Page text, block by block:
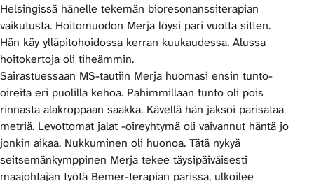
Helsingissä hänelle tekemän bioresonanssiterapian
vaikutusta. Hoitomuodon Merja löysi pari vuotta sitten.
Hän käy ylläpitohoidossa kerran kuukaudessa. Alussa
hoitokertoja oli tiheämmin.
Sairastuessaan MS-tautiin Merja huomasi ensin tunto-
oireita eri puolilla kehoa. Pahimmillaan tunto oli pois
rinnasta alakroppaan saakka. Kävellä hän jaksoi parisataa
metriä. Levottomat jalat -oireyhtymä oli vaivannut häntä jo
jonkin aikaa. Nukkuminen oli huonoa. Tätä nykyä
seitsemänkymppinen Merja tekee täysipäiväisesti
maajohtajan työtä Bemer-terapian parissa, ulkoilee